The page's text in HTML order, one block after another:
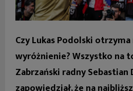
Czy Lukas Podolski
wyróżnienie? Wszystko na
Zabrzański radny Sebastian